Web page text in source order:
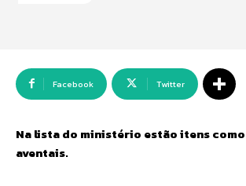
Facebook Twitter
Na lista do ministério estão itens
aventais.